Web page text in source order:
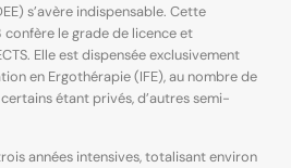
s’avère indispensable. Cette
le grade de licence et
Elle est dispensée exclusivement
en Ergothérapie (IFE), au nombre de
étant privés, d’autres semi-
années intensives, totalisant environ